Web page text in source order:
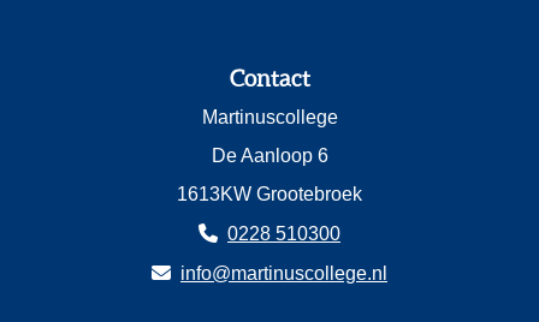
Contact
Martinuscollege
De Aanloop 6
1613KW Grootebroek
0228 510300
info@martinuscollege.nl